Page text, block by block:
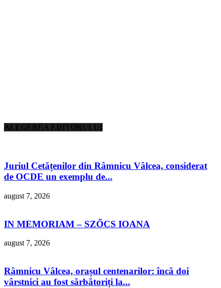
ALEGEREA EDITORULUI
Juriul Cetățenilor din Râmnicu Vâlcea, considerat
de OCDE un exemplu de...
august 7, 2026
IN MEMORIAM – SZŐCS IOANA
august 7, 2026
Râmnicu Vâlcea, orașul centenarilor: încă doi
vârstnici au fost sărbătoriți la...